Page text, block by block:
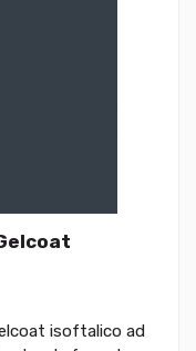
isoftalico ad